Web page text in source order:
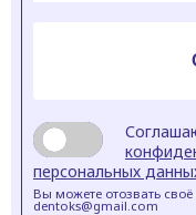
персональных
Вы можете отозвать
dentoks@gmail.com